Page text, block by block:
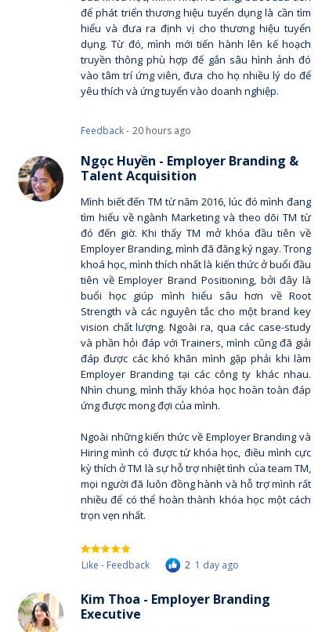
để phát triển thương hiệu tuyển dụng là cần tìm
hiểu và đưa ra định vị cho thương hiệu tuyển
dụng. Từ đó, mình mới tiến hành lên kế hoạch
truyền thông phù hợp để gắn sâu hình ảnh đó
vào tâm trí ứng viên, đưa cho họ nhiều lý do để
yêu thích và ứng tuyển vào doanh nghiệp.
Feedback - 20 hours ago
Mình biết đến TM từ năm 2016, lúc đó mình đang
tìm hiểu về ngành Marketing và theo dõi TM từ
đó đến giờ. Khi thấy TM mở khóa đầu tiên về
Employer Branding, mình đã đăng ký ngay. Trong
khoá học, mình thích nhất là kiến thức ở buổi đầu
tiên về Employer Brand Positioning, bởi đây là
buổi học giúp mình hiểu sâu hơn về Root
Strength và các nguyên tắc cho một brand key
vision chất lượng. Ngoài ra, qua các case-study
và phần hỏi đáp với Trainers, mình cũng đã giải
đáp được các khó khăn mình gặp phải khi làm
Employer Branding tại các công ty khác nhau.
Nhìn chung, mình thấy khóa học hoàn toàn đáp
ứng được mong đợi của mình.
Ngoài những kiến thức về Employer Branding và
Hiring mình có được từ khóa học, điều mình cực
kỳ thích ở TM là sự hỗ trợ nhiệt tình của team TM,
mọi người đã luôn đồng hành và hỗ trợ mình rất
nhiều để có thể hoàn thành khóa học một cách
trọn vẹn nhất.
Ngọc Huyền - Employer Branding &
Talent Acquisition
Like - Feedback 2 1 day ago
Kim Thoa - Employer Branding
Executive